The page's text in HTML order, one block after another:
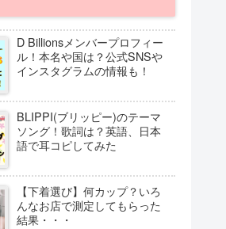
D Billionsメンバープロフィー
ル！本名や国は？公式SNSや
インスタグラムの情報も！
BLIPPI(ブリッピー)のテーマ
ソング！歌詞は？英語、日本
語で耳コピしてみた
【下着選び】何カップ？いろ
んなお店で測定してもらった
結果・・・